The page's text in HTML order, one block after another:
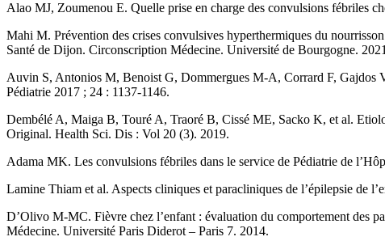
Alao MJ, Zoumenou E. Quelle prise en charge des convulsions fébriles
Mahi M. Prévention des crises convulsives hyperthermiques du
Santé de Dijon. Circonscription Médecine. Université de Bourgogne.
Auvin S, Antonios M, Benoist G, Dommergues M-A, Corrard F, Gajdos
Pédiatrie 2017 ; 24 : 1137-1146.
Dembélé A, Maiga B, Touré A, Traoré B, Cissé ME, Sacko K, et al.
Original. Health Sci. Dis : Vol 20 (3). 2019.
Adama MK. Les convulsions fébriles dans le service de Pédiatrie de
Lamine Thiam et al. Aspects cliniques et paracliniques de l’épilepsie de
D’Olivo M-MC. Fièvre chez l’enfant : évaluation du comportement des
Médecine. Université Paris Diderot – Paris 7. 2014.